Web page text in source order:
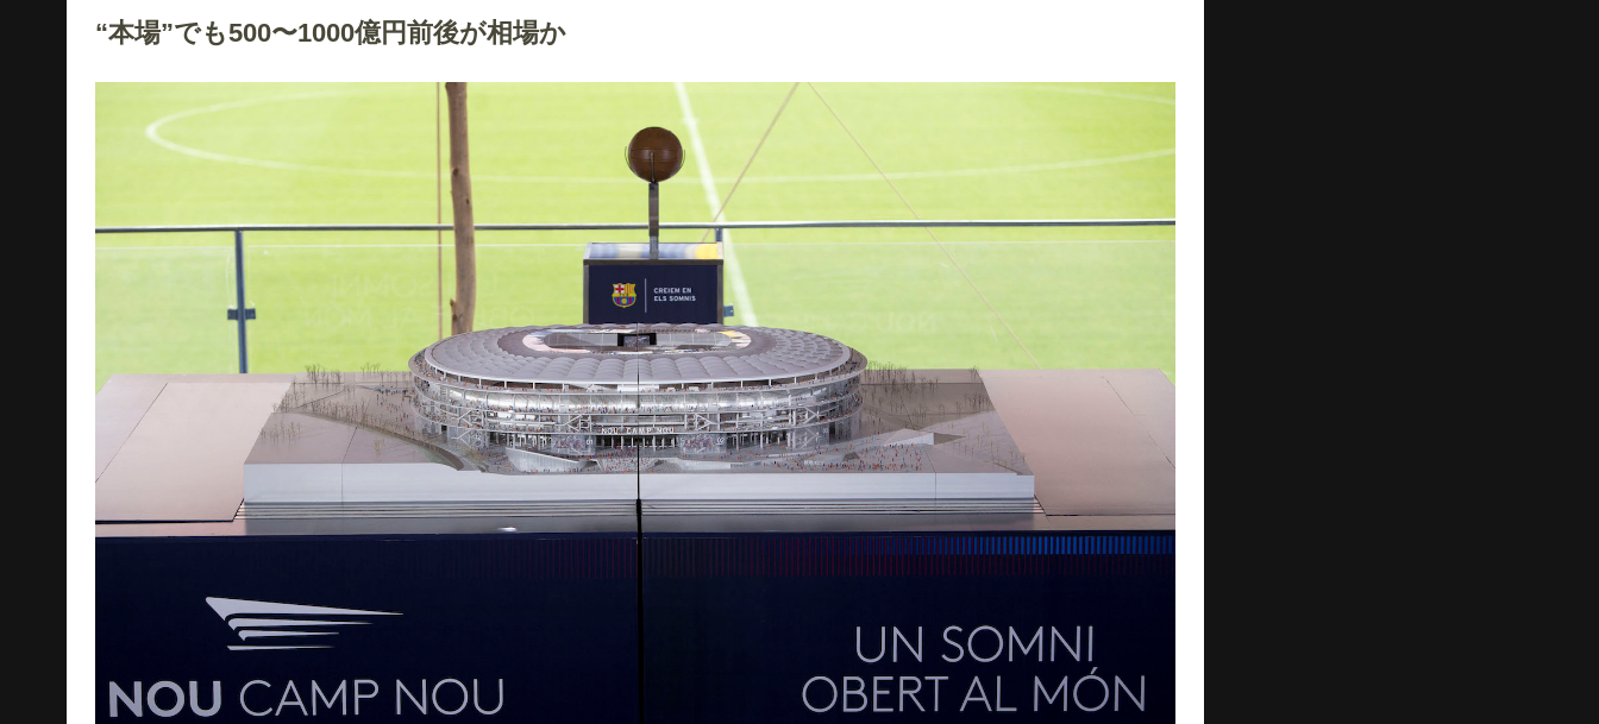
“本場”でも500〜1000億円前後が相場か